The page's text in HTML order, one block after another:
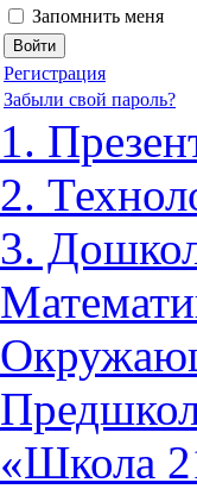
Запомнить меня
Регистрация
Забыли свой пароль?
1.
2.
3.
«Школа